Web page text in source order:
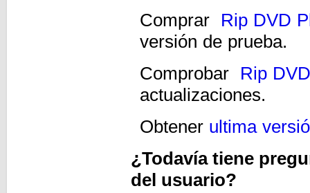
Comprar
Rip DVD
versión de prueba.
Comprobar
Rip
actualizaciones.
Obtener ultima
¿Todavía tiene
del usuario?